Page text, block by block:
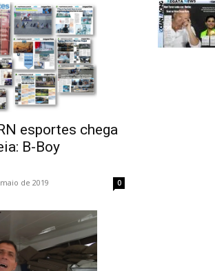
esportes chega
B-Boy
de 2019 0